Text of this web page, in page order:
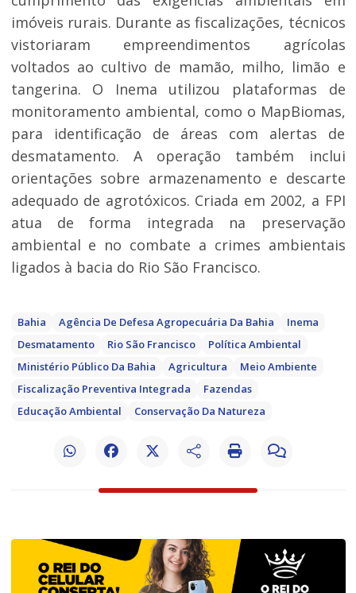
imóveis rurais. Durante as fiscalizações, técnicos
vistoriaram empreendimentos agrícolas
voltados ao cultivo de mamão, milho, limão e
tangerina. O Inema utilizou plataformas de
monitoramento ambiental, como o MapBiomas,
para identificação de áreas com alertas de
desmatamento. A operação também inclui
orientações sobre armazenamento e descarte
adequado de agrotóxicos. Criada em 2002, a FPI
atua de forma integrada na preservação
ambiental e no combate a crimes ambientais
ligados à bacia do Rio São Francisco.
Bahia Agência De Defesa Agropecuária Da Bahia
Inema
Desmatamento
Rio São Francisco
Política Ambiental
Ministério Público Da Bahia
Agricultura
Meio Ambiente
Fiscalização Preventiva Integrada
Fazendas
Educação Ambiental
Conservação Da Natureza